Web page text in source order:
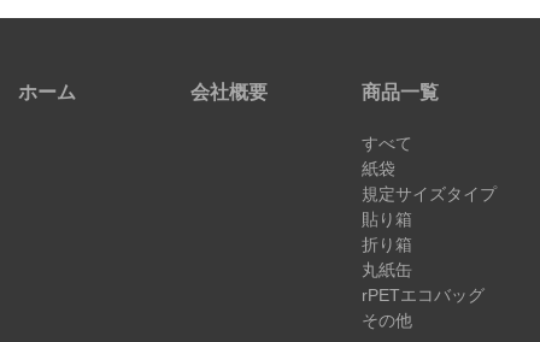
ホーム 会社概要 商品一覧
すべて
紙袋
規定サイズタイプ
貼り箱
折り箱
丸紙缶
rPETエコバッグ
その他